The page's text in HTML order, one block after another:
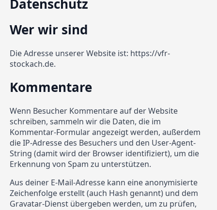
Datenschutz
Wer wir sind
Die Adresse unserer Website ist: https://vfr-
stockach.de.
Kommentare
Wenn Besucher Kommentare auf der Website
schreiben, sammeln wir die Daten, die im
Kommentar-Formular angezeigt werden, außerdem
die IP-Adresse des Besuchers und den User-Agent-
String (damit wird der Browser identifiziert), um die
Erkennung von Spam zu unterstützen.
Aus deiner E-Mail-Adresse kann eine anonymisierte
Zeichenfolge erstellt (auch Hash genannt) und dem
Gravatar-Dienst übergeben werden, um zu prüfen,